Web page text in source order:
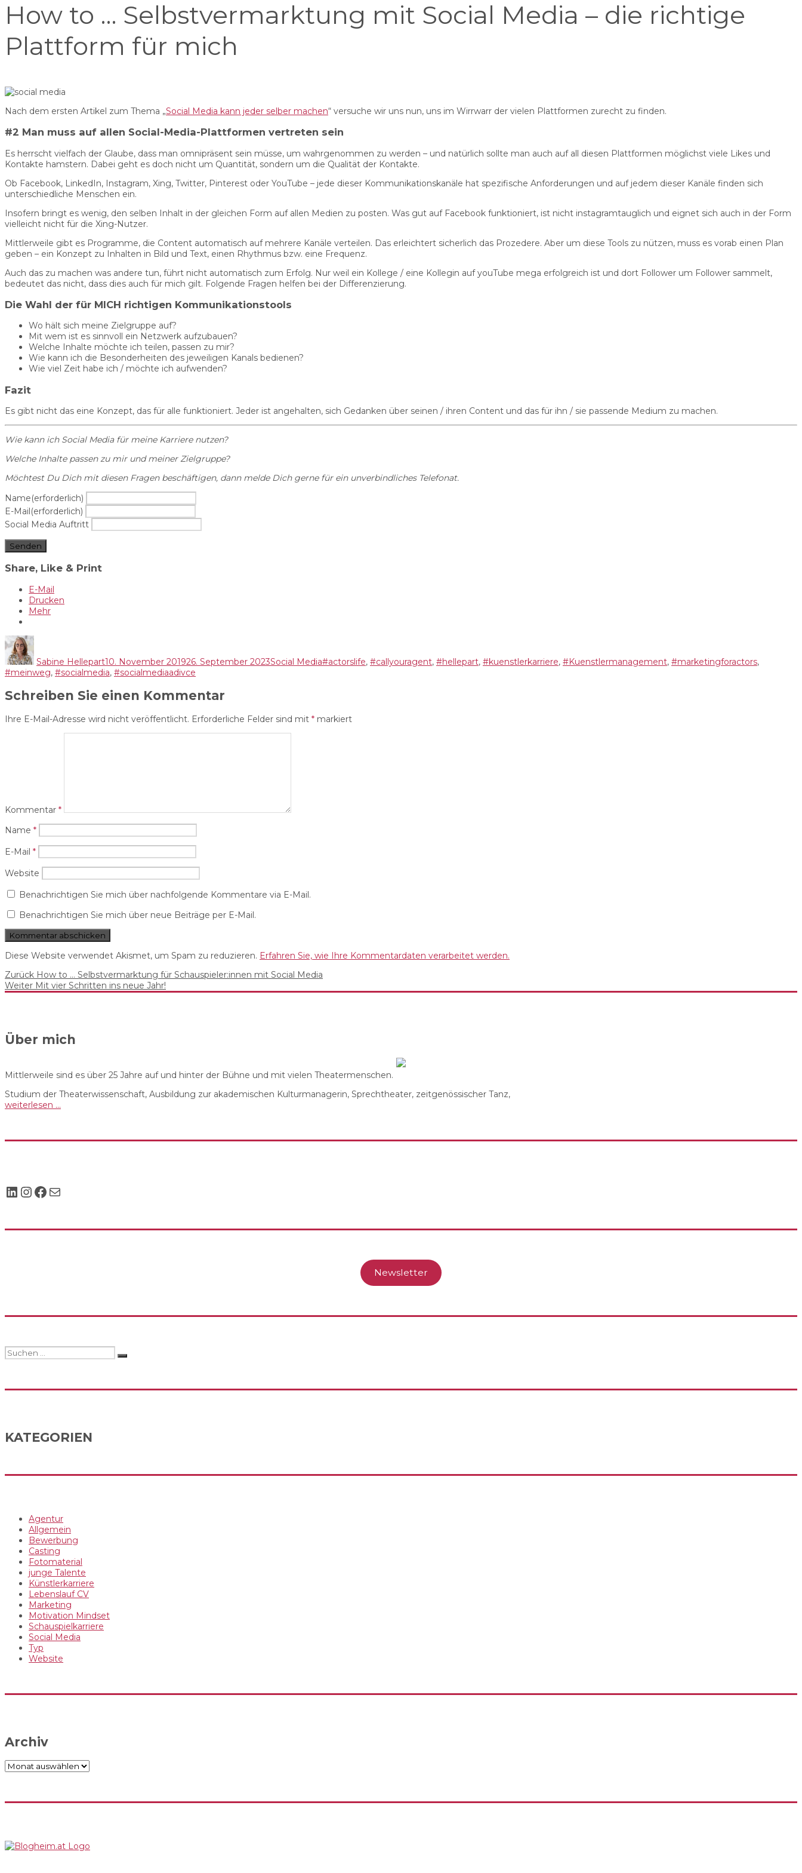
How to … Selbstvermarktung mit Social Media – die richtige
Plattform für mich
Nach dem ersten Artikel zum Thema „Social Media kann jeder selber machen“ versuche wir uns nun, uns im Wirrwarr der vielen Plattformen zurecht zu finden.
#2 Man muss auf allen Social-Media-Plattformen vertreten sein
Es herrscht vielfach der Glaube, dass man omnipräsent sein müsse, um wahrgenommen zu werden – und natürlich sollte man auch auf all diesen Plattformen möglichst viele Likes und
Kontakte hamstern. Dabei geht es doch nicht um Quantität, sondern um die Qualität der Kontakte.
Ob Facebook, LinkedIn, Instagram, Xing, Twitter, Pinterest oder YouTube – jede dieser Kommunikationskanäle hat spezifische Anforderungen und auf jedem dieser Kanäle finden sich
unterschiedliche Menschen ein.
Insofern bringt es wenig, den selben Inhalt in der gleichen Form auf allen Medien zu posten. Was gut auf Facebook funktioniert, ist nicht instagramtauglich und eignet sich auch in der Form
vielleicht nicht für die Xing-Nutzer.
Mittlerweile gibt es Programme, die Content automatisch auf mehrere Kanäle verteilen. Das erleichtert sicherlich das Prozedere. Aber um diese Tools zu nützen, muss es vorab einen Plan
geben – ein Konzept zu Inhalten in Bild und Text, einen Rhythmus bzw. eine Frequenz.
Auch das zu machen was andere tun, führt nicht automatisch zum Erfolg. Nur weil ein Kollege / eine Kollegin auf youTube mega erfolgreich ist und dort Follower um Follower sammelt,
bedeutet das nicht, dass dies auch für mich gilt. Folgende Fragen helfen bei der Differenzierung.
Die Wahl der für MICH richtigen Kommunikationstools
Wo hält sich meine Zielgruppe auf?
Mit wem ist es sinnvoll ein Netzwerk aufzubauen?
Welche Inhalte möchte ich teilen, passen zu mir?
Wie kann ich die Besonderheiten des jeweiligen Kanals bedienen?
Wie viel Zeit habe ich / möchte ich aufwenden?
Fazit
Es gibt nicht das eine Konzept, das für alle funktioniert. Jeder ist angehalten, sich Gedanken über seinen / ihren Content und das für ihn / sie passende Medium zu machen.
Wie kann ich Social Media für meine Karriere nutzen?
Welche Inhalte passen zu mir und meiner Zielgruppe?
Möchtest Du Dich mit diesen Fragen beschäftigen, dann melde Dich gerne für ein unverbindliches Telefonat.
Name(erforderlich)
E-Mail(erforderlich)
Social Media Auftritt
Senden
Share, Like & Print
E-Mail
Drucken
Mehr
Autor
Sabine Hellepart10. November 201926. September 2023Social Media#actorslife, #callyouragent, #hellepart, #kuenstlerkarriere, #Kuenstlermanagement, #marketingforactors,
#meinweg, #socialmedia, #socialmediaadivce
Schreiben Sie einen Kommentar
Ihre E-Mail-Adresse wird nicht veröffentlicht. Erforderliche Felder sind mit * markiert
Kommentar *
Name *
E-Mail *
Website
Benachrichtigen Sie mich über nachfolgende Kommentare via E-Mail.
Benachrichtigen Sie mich über neue Beiträge per E-Mail.
Diese Website verwendet Akismet, um Spam zu reduzieren. Erfahren Sie, wie Ihre Kommentardaten verarbeitet werden.
Beitrags-
Navigation
Zurück Vorheriger
Beitrag:
How to … Selbstvermarktung für Schauspieler:innen mit Social Media
Weiter Nächster
Beitrag:
Mit vier Schritten ins neue Jahr!
Über mich
Mittlerweile sind es über 25 Jahre auf und hinter der Bühne und mit vielen Theatermenschen.
Studium der Theaterwissenschaft, Ausbildung zur akademischen Kulturmanagerin, Sprechtheater, zeitgenössischer Tanz,
weiterlesen …
LinkedIn
Instagram
Facebook
Mail
Newsletter
Suchen
nach:
Suchen
KATEGORIEN
Agentur
Allgemein
Bewerbung
Casting
Fotomaterial
junge Talente
Künstlerkarriere
Lebenslauf CV
Marketing
Motivation Mindset
Schauspielkarriere
Social Media
Typ
Website
Archiv
Archiv